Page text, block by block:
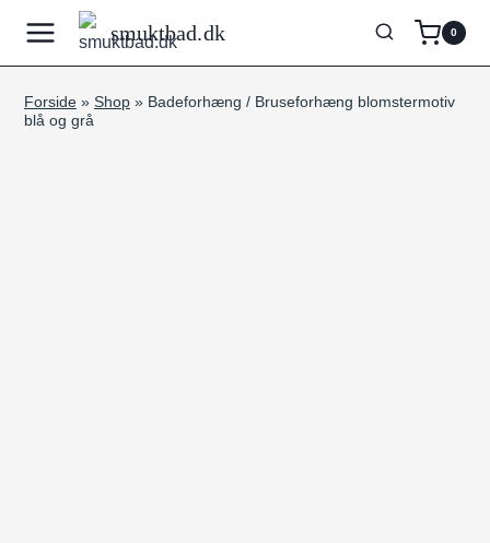
indhold
smuktbad.dk 0
Forside » Shop » Badeforhæng / Bruseforhæng blomstermotiv
blå og grå